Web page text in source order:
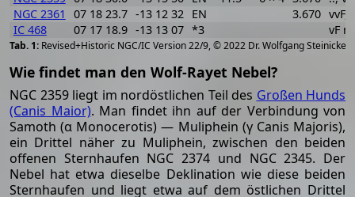
Revised+Historic NGC/IC Version 22/9, © 2022 Dr. Wolfgang Steinicke
NGC 2361
07 18 23.7 -13 12 32 EN 3.670 vvF,
IC 468
07 17 18.9 -13 13 07 *3 vF
Wie findet man den Wolf-Rayet Nebel?
NGC 2359 liegt im nordöstlichen Teil des Großen Hunds
(Canis Maior). Man findet ihn auf der Verbindung von
Samoth (α Monocerotis) — Muliphein (γ Canis Majoris),
ein Drittel näher zu Muliphein, zwischen den beiden
offenen Sternhaufen NGC 2374 und NGC 2345. Der
Nebel hat etwa dieselbe Deklination wie diese beiden
Sternhaufen und liegt etwa auf dem östlichen Drittel